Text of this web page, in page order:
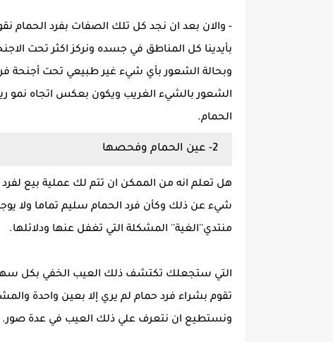
- والان بعد ان نجد كل تلك الصفات بفرد
بأيدينا كل المناطق في جسده ونركز اكثر تحت
وبحالة الشعور بأي شيء غير طبيعي تحت أجنحة
الشعور بالشيء الغريب ويكون بعكس اتجاه نمو
الحمام.
2- عين الحمام وفحصها
هل تعلم انه من الممكن ان تتم لك عملية بيع
شيء عن ذلك وكأن فرد الحمام سليم تماما ولا
منتدي''الغية'' المشكلة التي تغفل عنها ودلائلها.
التي ستجعلك تكتشف ذلك العيب الخفي بكل
تقوم بشراء فرد حمام لم يري إلا بعين واحدة
ونستطيع ان نتعرف علي ذلك العيب في عدة صور.